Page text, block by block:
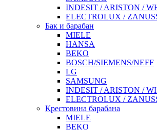
INDESIT / ARISTON /
ELECTROLUX /
Бак и барабан
MIELE
HANSA
BEKO
BOSCH/SIEMENS/NEFF
LG
SAMSUNG
INDESIT / ARISTON /
ELECTROLUX /
Крестовина барабана
MIELE
BEKO